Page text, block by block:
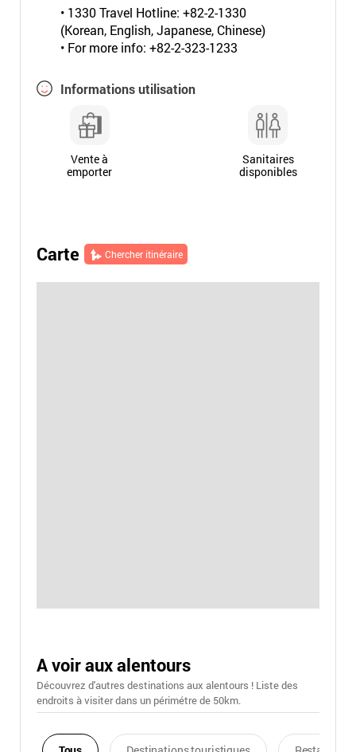
• 1330 Travel Hotline: +82-2-1330
(Korean, English, Japanese, Chinese)
• For more info: +82-2-323-1233
Informations utilisation
Vente à
emporter
Sanitaires
disponibles
Carte Chercher itinéraire
A voir aux alentours
Découvrez d'autres destinations aux alentours ! Liste des
endroits à visiter dans un périmétre de 50km.